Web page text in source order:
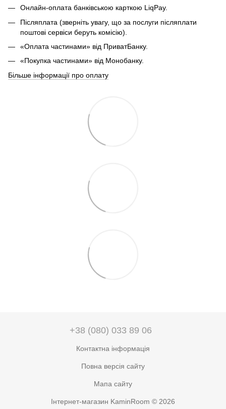
Онлайн-оплата банківською карткою LiqPay.
Післяплата (зверніть увагу, що за послуги післяплати
поштові сервіси беруть комісію).
«Оплата частинами» від ПриватБанку.
«Покупка частинами» від Монобанку.
Більше інформації про оплату
+38 (080) 033 89 06
Контактна інформація
Повна версія сайту
Мапа сайту
Інтернет-магазин KaminRoom © 2026